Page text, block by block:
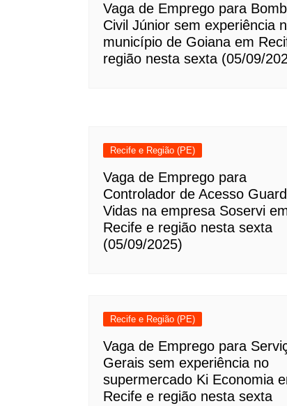
Vaga de Emprego para
Civil Júnior sem experiência
município de Goiana em
região nesta sexta (05/09/
Recife e Região (PE)
Vaga de Emprego para
Controlador de Acesso
Vidas na empresa Soservi
Recife e região nesta sexta
(05/09/2025)
Recife e Região (PE)
Vaga de Emprego para
Gerais sem experiência no
supermercado Ki Economia
Recife e região nesta sexta